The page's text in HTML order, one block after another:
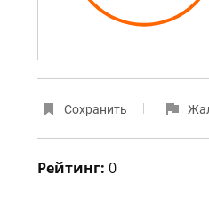
Сохранить
Рейтинг: 0